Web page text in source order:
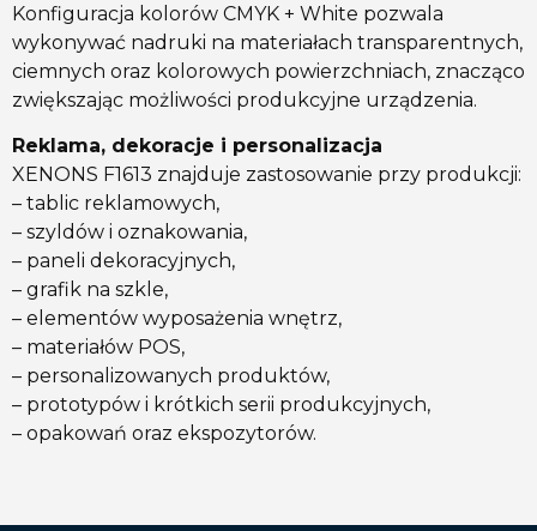
Konfiguracja kolorów CMYK + White pozwala
wykonywać nadruki na materiałach transparentnych,
ciemnych oraz kolorowych powierzchniach, znacząco
zwiększając możliwości produkcyjne urządzenia.
Reklama, dekoracje i personalizacja
XENONS F1613 znajduje zastosowanie przy produkcji:
– tablic reklamowych,
– szyldów i oznakowania,
– paneli dekoracyjnych,
– grafik na szkle,
– elementów wyposażenia wnętrz,
– materiałów POS,
– personalizowanych produktów,
– prototypów i krótkich serii produkcyjnych,
– opakowań oraz ekspozytorów.